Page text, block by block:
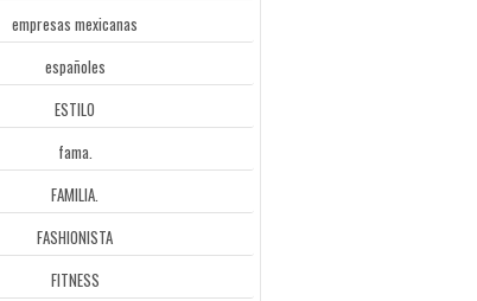
empresas mexicanas
españoles
ESTILO
fama.
FAMILIA.
FASHIONISTA
FITNESS